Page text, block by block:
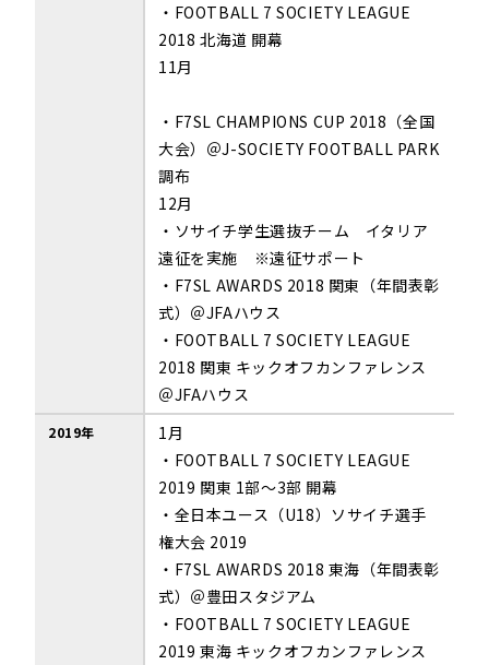
・FOOTBALL 7 SOCIETY LEAGUE
2018 北海道 開幕
11月
・F7SL CHAMPIONS CUP 2018（全国
大会）＠J-SOCIETY FOOTBALL PARK
調布
12月
・ソサイチ学生選抜チーム イタリア
遠征を実施 ※遠征サポート
・F7SL AWARDS 2018 関東（年間表彰
式）＠JFAハウス
・FOOTBALL 7 SOCIETY LEAGUE
2018 関東 キックオフカンファレンス
＠JFAハウス
2019年
1月
・FOOTBALL 7 SOCIETY LEAGUE
2019 関東 1部～3部 開幕
・全日本ユース（U18）ソサイチ選手
権大会 2019
・F7SL AWARDS 2018 東海（年間表彰
式）＠豊田スタジアム
・FOOTBALL 7 SOCIETY LEAGUE
2019 東海 キックオフカンファレンス